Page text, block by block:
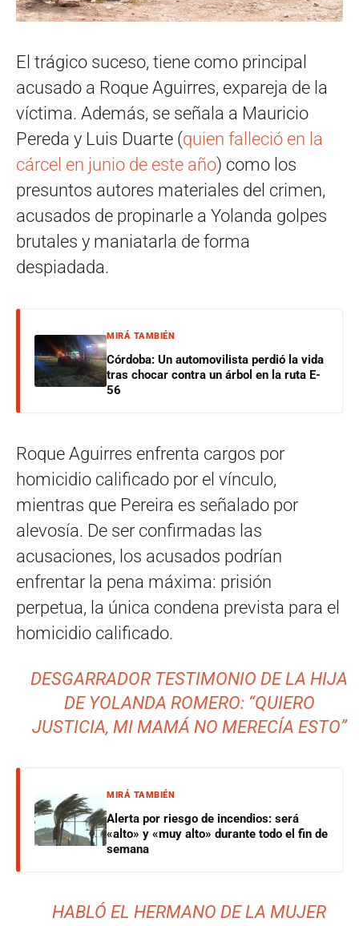
El trágico suceso, tiene como principal
acusado a Roque Aguirres, expareja de la
víctima. Además, se señala a Mauricio
Pereda y Luis Duarte (quien falleció en la
cárcel en junio de este año) como los
presuntos autores materiales del crimen,
acusados de propinarle a Yolanda golpes
brutales y maniatarla de forma
despiadada.
MIRÁ TAMBIÉN
Córdoba: Un automovilista perdió la vida
tras chocar contra un árbol en la ruta E-
56
Roque Aguirres enfrenta cargos por
homicidio calificado por el vínculo,
mientras que Pereira es señalado por
alevosía. De ser confirmadas las
acusaciones, los acusados podrían
enfrentar la pena máxima: prisión
perpetua, la única condena prevista para el
homicidio calificado.
DESGARRADOR TESTIMONIO DE LA HIJA
DE YOLANDA ROMERO: “QUIERO
JUSTICIA, MI MAMÁ NO MERECÍA ESTO”
MIRÁ TAMBIÉN
Alerta por riesgo de incendios: será
«alto» y «muy alto» durante todo el fin de
semana
HABLÓ EL HERMANO DE LA MUJER